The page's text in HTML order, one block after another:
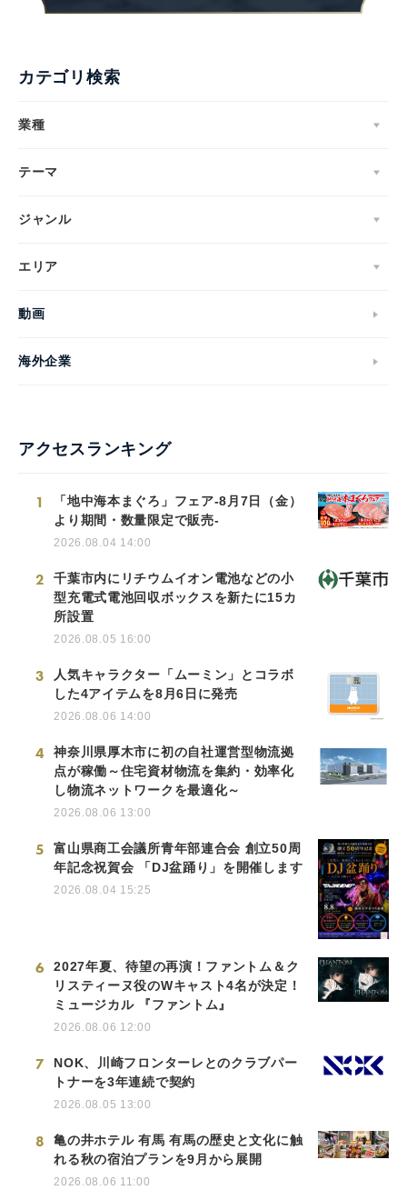
カテゴリ検索
業種
テーマ
ジャンル
エリア
動画
海外企業
アクセスランキング
1
「地中海本まぐろ」フェア-8月7日（金）
より期間・数量限定で販売-
2026.08.04 14:00
2
千葉市内にリチウムイオン電池などの小
型充電式電池回収ボックスを新たに15カ
所設置
2026.08.05 16:00
3
人気キャラクター「ムーミン」とコラボ
した4アイテムを8月6日に発売
2026.08.06 14:00
4
神奈川県厚木市に初の自社運営型物流拠
点が稼働～住宅資材物流を集約・効率化
し物流ネットワークを最適化～
2026.08.06 13:00
5
富山県商工会議所青年部連合会 創立50周
年記念祝賀会 「DJ盆踊り」を開催します
2026.08.04 15:25
6
2027年夏、待望の再演！ファントム＆ク
リスティーヌ役のWキャスト4名が決定！
ミュージカル 『ファントム』
2026.08.06 12:00
7
NOK、川崎フロンターレとのクラブパー
トナーを3年連続で契約
2026.08.05 13:00
8
亀の井ホテル 有馬 有馬の歴史と文化に触
れる秋の宿泊プランを9月から展開
2026.08.06 11:00